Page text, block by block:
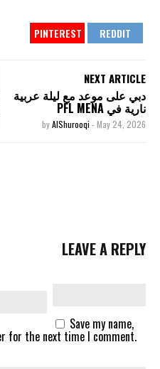
NEXT ARTICLE
دبي على موعد مع ليلة عربية
نارية في PFL MENA
byAlShurooqi - May 24, 2026
LEAVE A REPLY
Save my name,
for the next time I comment.